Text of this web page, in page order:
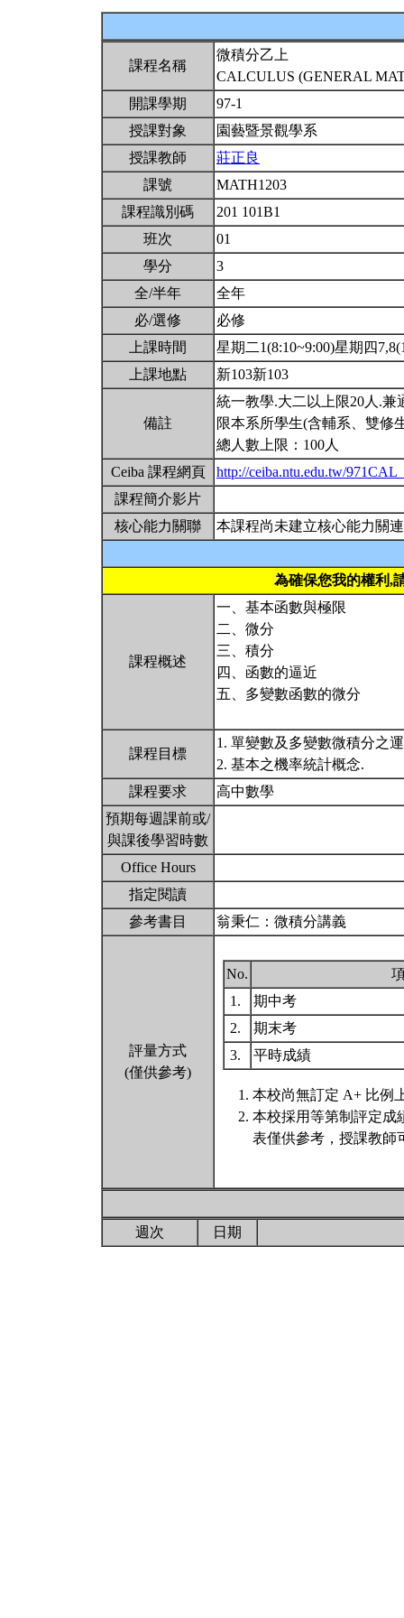
課程名稱
微積分乙上
CALCULUS (GENERAL
開課學期
97-1
授課對象
園藝暨景觀學系
授課教師
莊正良
課號
MATH1203
課程識別碼
201 101B1
班次
01
學分
3
全/半年
全年
必/選修
必修
上課時間
星期二1(8:10~9:00)星期四
上課地點
新103新103
備註
統一教學.大二以上限20人.兼
限本系所學生(含輔系、雙修
總人數上限：100人
Ceiba 課程網頁
http://ceiba.ntu.edu.tw/
課程簡介影片
核心能力關聯
本課程尚未建立核心能力關連
為確保您我的權利,
課程概述
一、基本函數與極限
二、微分
三、積分
四、函數的逼近
五、多變數函數的微分
課程目標
1. 單變數及多變數微積分之
2. 基本之機率統計概念.
課程要求
高中數學
預期每週課前或/
與課後學習時數
Office Hours
指定閱讀
參考書目
翁秉仁：微積分講義
評量方式
(僅供參考)
No.
1.
期中考
2.
期末考
3.
平時成績
本校尚無訂定 A+ 比例
本校採用等第制評定成
表僅供參考，授課教師
週次 日期